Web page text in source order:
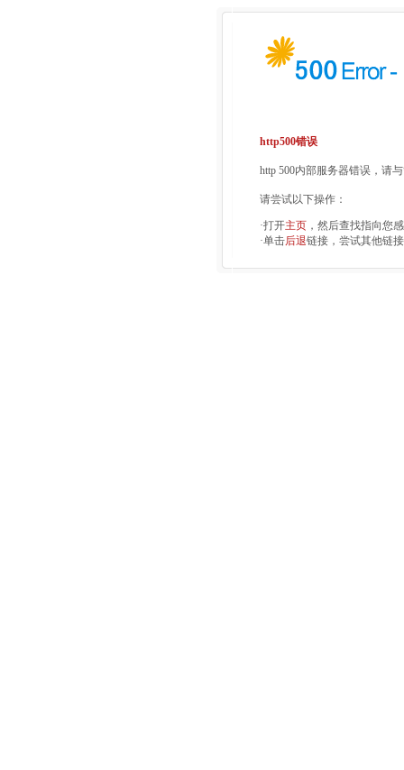
http500错误
http 500内部服务器错误，请
请尝试以下操作：
·打开主页 ，然后查找指向您
·单击后退链接，尝试其他链